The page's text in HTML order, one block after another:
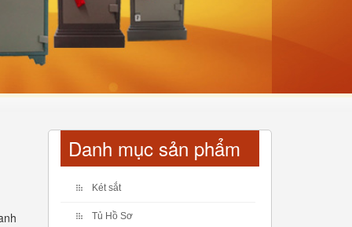
Danh mục sản phẩm
Két sắt
Tủ Hồ Sơ